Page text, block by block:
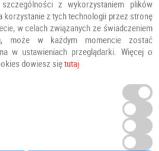
z wykorzystaniem plików
korzystanie z tych technologii przez stronę
w celach związanych ze świadczeniem
może w każdym momencie zostać
w ustawieniach przeglądarki. Więcej o
dowiesz siętutaj